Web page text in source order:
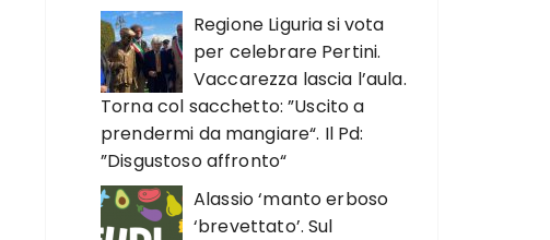
Regione Liguria si vota
per celebrare Pertini.
Vaccarezza lascia l’aula.
Torna col sacchetto: ”Uscito a
prendermi da mangiare“. Il Pd:
”Disgustoso affronto“
Alassio ‘manto erboso
‘brevettato’. Sul